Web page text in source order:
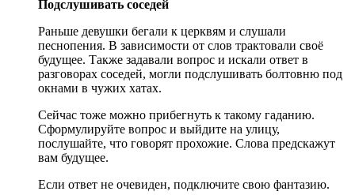
Подслушивать соседей
Раньше девушки бегали к церквям и слушали
песнопения. В зависимости от слов трактовали своё
будущее. Также задавали вопрос и искали ответ в
разговорах соседей, могли подслушивать болтовню под
окнами в чужих хатах.
Сейчас тоже можно прибегнуть к такому гаданию.
Сформулируйте вопрос и выйдите на улицу,
послушайте, что говорят прохожие. Слова предскажут
вам будущее.
Если ответ не очевиден, подключите свою фантазию.